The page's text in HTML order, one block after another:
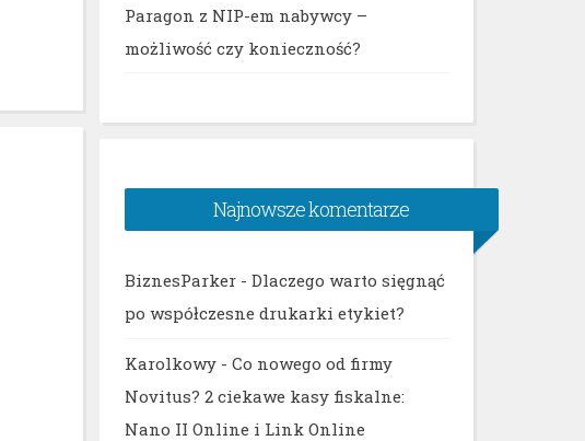
Paragon z NIP-em nabywcy –
możliwość czy konieczność?
Najnowsze komentarze
BiznesParker- Dlaczego warto sięgnąć
po współczesne drukarki etykiet?
Karolkowy- Co nowego od firmy
Novitus? 2 ciekawe kasy fiskalne:
Nano II Online i Link Online